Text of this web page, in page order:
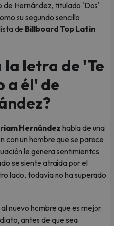
de Hernández, titulado 'Dos'
su segundo sencillo
de Billboard Top Latin
la letra de 'Te
a él' de
Hernández habla de una
con un hombre que se parece
le genera sentimientos
se siente atraída por el
lado, todavía no ha superado
nuevo hombre que es mejor
antes de que sea